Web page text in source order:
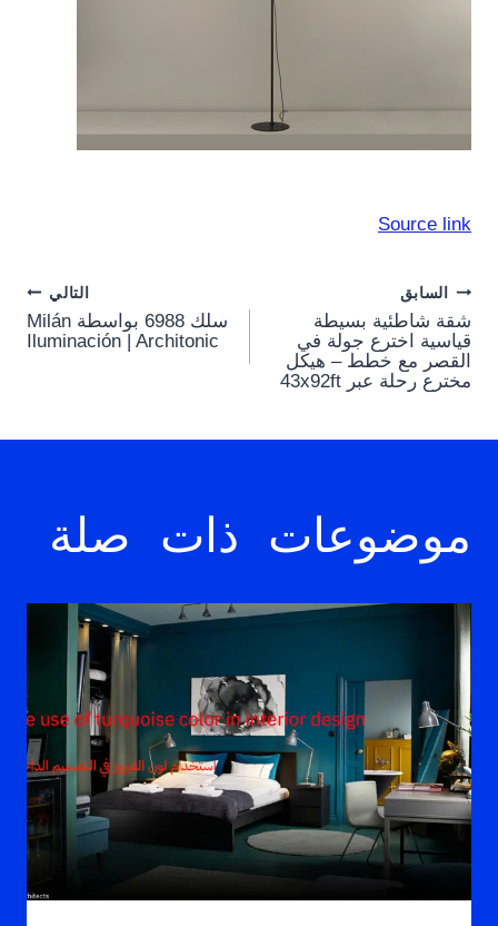
Source link
Post
navigation
السابق
شقة شاطئية بسيطة
قياسية اخترع جولة في
القصر مع خطط – هيكل
مخترع رحلة عبر 43x92ft
التالي
سلك 6988 بواسطة Milán
Iluminación | Architonic
موضوعات ذات صلة